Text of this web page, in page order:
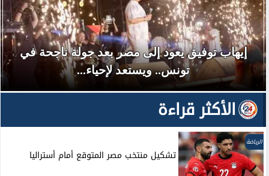
إيهاب توفيق يعود إلى مصر بعد جولة ناجحة في
تونس.. ويستعد لإحياء...
الأكثر قراءة
الرياضة
تشكيل منتخب مصر المتوقع أمام أستراليا